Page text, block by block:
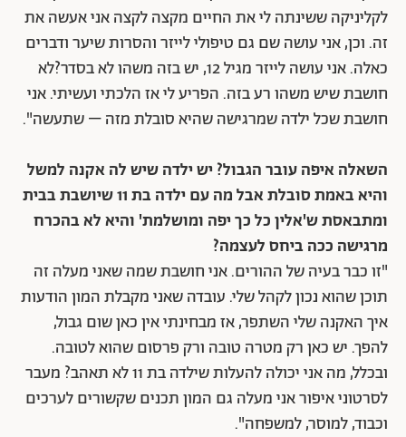
לקליניקה ששינתה לי את החיים מקצה לקצה אני אעשה את
זה. וכן, אני עושה שם גם טיפולי לייזר והסרות שיער ודברים
כאלה. אני עושה לייזר מגיל 12, יש בזה משהו לא בסדר?לא
חושבת שיש משהו רע בזה. הפריע לי אז הלכתי ועשיתי. אני
חושבת שכל ילדה שמרגישה שהיא סובלת מזה – שתעשה".
השאלה איפה עובר הגבול? יש ילדה שיש לה אקנה למשל
והיא באמת סובלת אבל מה עם ילדה בת 11 שיושבת בבית
ומתבאסת ש'אלין כל כך יפה ומושלמת' והיא לא בהכרח
מרגישה ככה ביחס לעצמה?
"זו כבר בעיה של ההורים. אני חושבת שמה שאני מעלה זה
תוכן שהוא נכון לקהל שלי. עובדה שאני מקבלת המון הודעות
איך האקנה שלי השתפר, אז מבחינתי אין כאן שום גבול,
להפך. יש כאן רק מטרה טובה ורק פרסום שהוא לטובה.
ובכלל, מה אני יכולה להעלות שילדה בת 11 לא תאהב? מעבר
לסרטוני איפור אני מעלה גם המון תכנים שקשורים לערכים
וכבוד, למוסר, למשפחה".